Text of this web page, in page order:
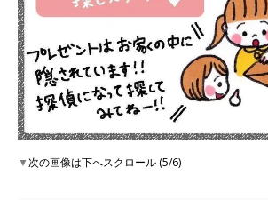
▼次の画像は下へスクロール (5/6)